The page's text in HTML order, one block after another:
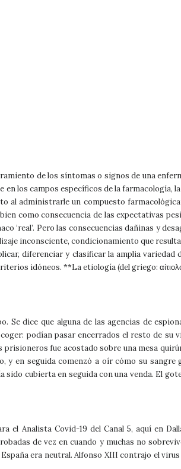
de los síntomas o signos de una
los campos específicos de la farmacología,
al administrarle un compuesto
como consecuencia de las expectativas
‘real’. Pero las consecuencias dañinas y
inconsciente, condicionamiento que
diferenciar y clasificar la amplia
idóneos. **La etiología (del griego:
dice que alguna de las agencias de
podían pasar encerrados el resto de
fue acostado sobre una mesa
seguida comenzó a oír cómo su sangre
cubierta en seguida con una venda. El
el Analista Covid-19 del Canal 5, aquí en
de vez en cuando y muchas no
era neutral. Alfonso XIII contrajo el